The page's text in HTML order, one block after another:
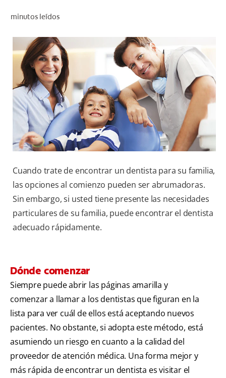
PARA PROFESIONALES
AR (ES)
SUSCRIBITE
minutos leídos
Cuando trate de encontrar un dentista para su familia,
las opciones al comienzo pueden ser abrumadoras.
Sin embargo, si usted tiene presente las necesidades
particulares de su familia, puede encontrar el dentista
adecuado rápidamente.
Dónde comenzar
Siempre puede abrir las páginas amarilla y
comenzar a llamar a los dentistas que figuran en la
lista para ver cuál de ellos está aceptando nuevos
pacientes. No obstante, si adopta este método, está
asumiendo un riesgo en cuanto a la calidad del
proveedor de atención médica. Una forma mejor y
más rápida de encontrar un dentista es visitar el